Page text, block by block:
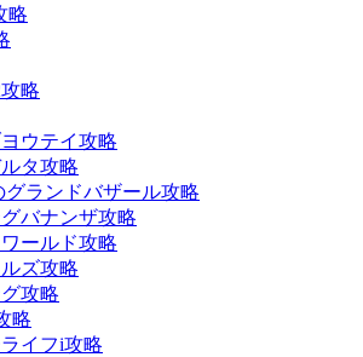
略
略
ウテイ攻略
タ攻略
ランドバザール攻略
バナンザ攻略
ールド攻略
ズ攻略
攻略
略
イフi攻略